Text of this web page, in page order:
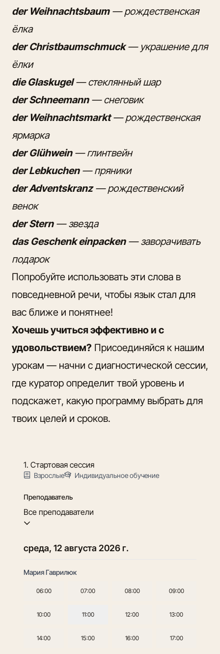
der Weihnachtsbaum — рождественская
ёлка
der Christbaumschmuck — украшение для
ёлки
die Glaskugel — стеклянный шар
der Schneemann — снеговик
der Weihnachtsmarkt — рождественская
ярмарка
der Glühwein — глинтвейн
der Lebkuchen — пряники
der Adventskranz — рождественский
венок
der Stern — звезда
das Geschenk einpacken — заворачивать
подарок
Попробуйте использовать эти слова в
повседневной речи, чтобы язык стал для
вас ближе и понятнее!
Хочешь учиться эффективно и с
удовольствием? Присоединяйся к нашим
урокам — начни с диагностической сессии,
где куратор определит твой уровень и
подскажет, какую программу выбрать для
твоих целей и сроков.
1. Стартовая сессия
Взрослые Индивидуальное обучение
Преподаватель
Все преподаватели
среда, 12 августа 2026 г.
Мария Гаврилюк
06:00 07:00 08:00 09:00
10:00 11:00 12:00 13:00
14:00 15:00 16:00 17:00